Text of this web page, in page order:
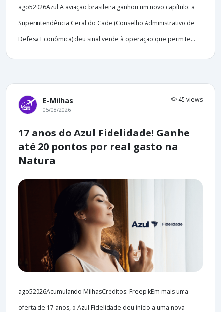
ago52026Azul A aviação brasileira ganhou um novo capítulo: a
Superintendência Geral do Cade (Conselho Administrativo de
Defesa Econômica) deu sinal verde à operação que permite...
E-Milhas 45 views
05/08/2026
17 anos do Azul Fidelidade! Ganhe
até 20 pontos por real gasto na
Natura
ago52026Acumulando MilhasCréditos: FreepikEm mais uma
oferta de 17 anos, o Azul Fidelidade deu início a uma nova